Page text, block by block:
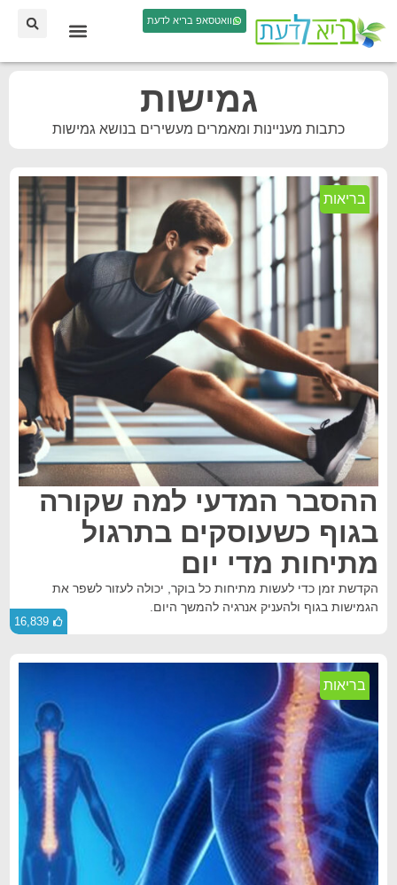
וואטסאפ בריא לדעת
גמישות
כתבות מעניינות ומאמרים מעשירים בנושא גמישות
בריאות
ההסבר המדעי למה שקורה
בגוף כשעוסקים בתרגול
מתיחות מדי יום
הקדשת זמן כדי לעשות מתיחות כל בוקר, יכולה לעזור לשפר את
הגמישות בגוף ולהעניק אנרגיה להמשך היום.
16,839
בריאות